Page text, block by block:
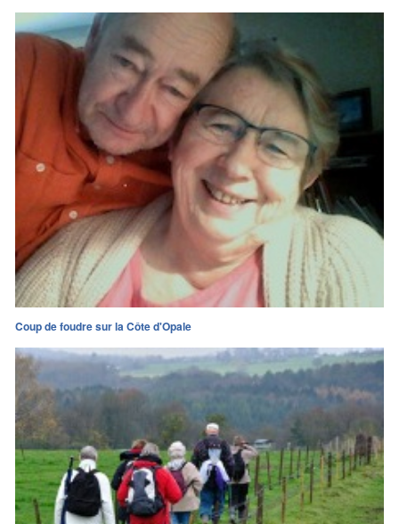
Coup de foudre sur la Côte d'Opale